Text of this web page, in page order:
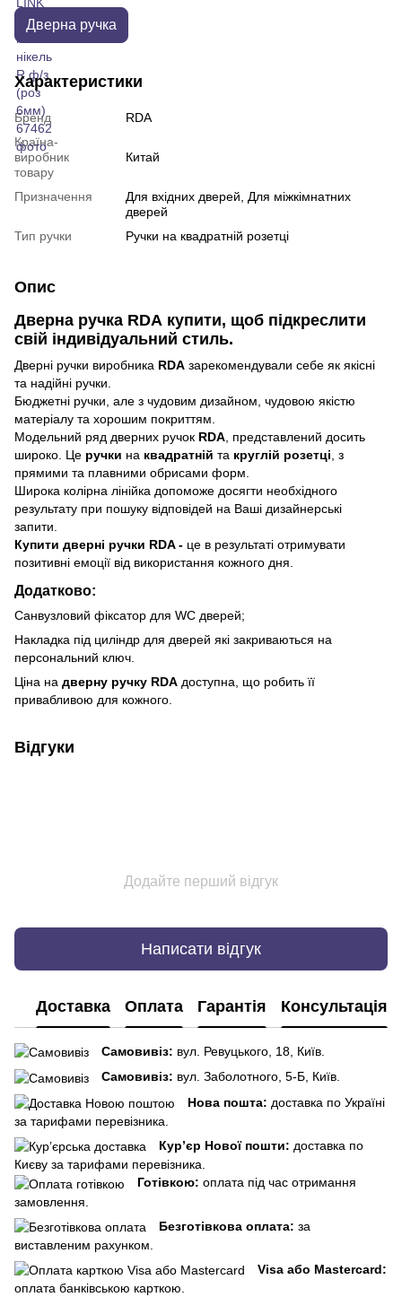
Дверна ручка
Характеристики
Бренд
RDA
Країна-
виробник
товару
Китай
Призначення
Для вхідних дверей, Для міжкімнатних
дверей
Тип ручки
Ручки на квадратній розетці
Опис
Дверна ручка RDA купити, щоб підкреслити
свій індивідуальний стиль.
Дверні ручки виробника RDA зарекомендували себе як якісні
та надійні ручки.
Бюджетні ручки, але з чудовим дизайном, чудовою якістю
матеріалу та хорошим покриттям.
Модельний ряд дверних ручок RDA, представлений досить
широко. Це ручки на квадратній та круглій розетці, з
прямими та плавними обрисами форм.
Широка колірна лінійка допоможе досягти необхідного
результату при пошуку відповідей на Ваші дизайнерські
запити.
Купити дверні ручки RDA - це в результаті отримувати
позитивні емоції від використання кожного дня.
Додатково:
Санвузловий фіксатор для WC дверей;
Накладка під циліндр для дверей які закриваються на
персональний ключ.
Ціна на дверну ручку RDA доступна, що робить її
привабливою для кожного.
Відгуки
Додайте перший відгук
Написати відгук
Доставка Оплата Гарантія Консультація
Самовивіз: вул. Ревуцького, 18, Київ.
Самовивіз: вул. Заболотного, 5-Б, Київ.
Нова пошта: доставка по Україні
за тарифами перевізника.
Кур’єр Нової пошти: доставка по
Києву за тарифами перевізника.
Готівкою: оплата під час отримання
замовлення.
Безготівкова оплата: за
виставленим рахунком.
Visa або Mastercard:
оплата банківською карткою.